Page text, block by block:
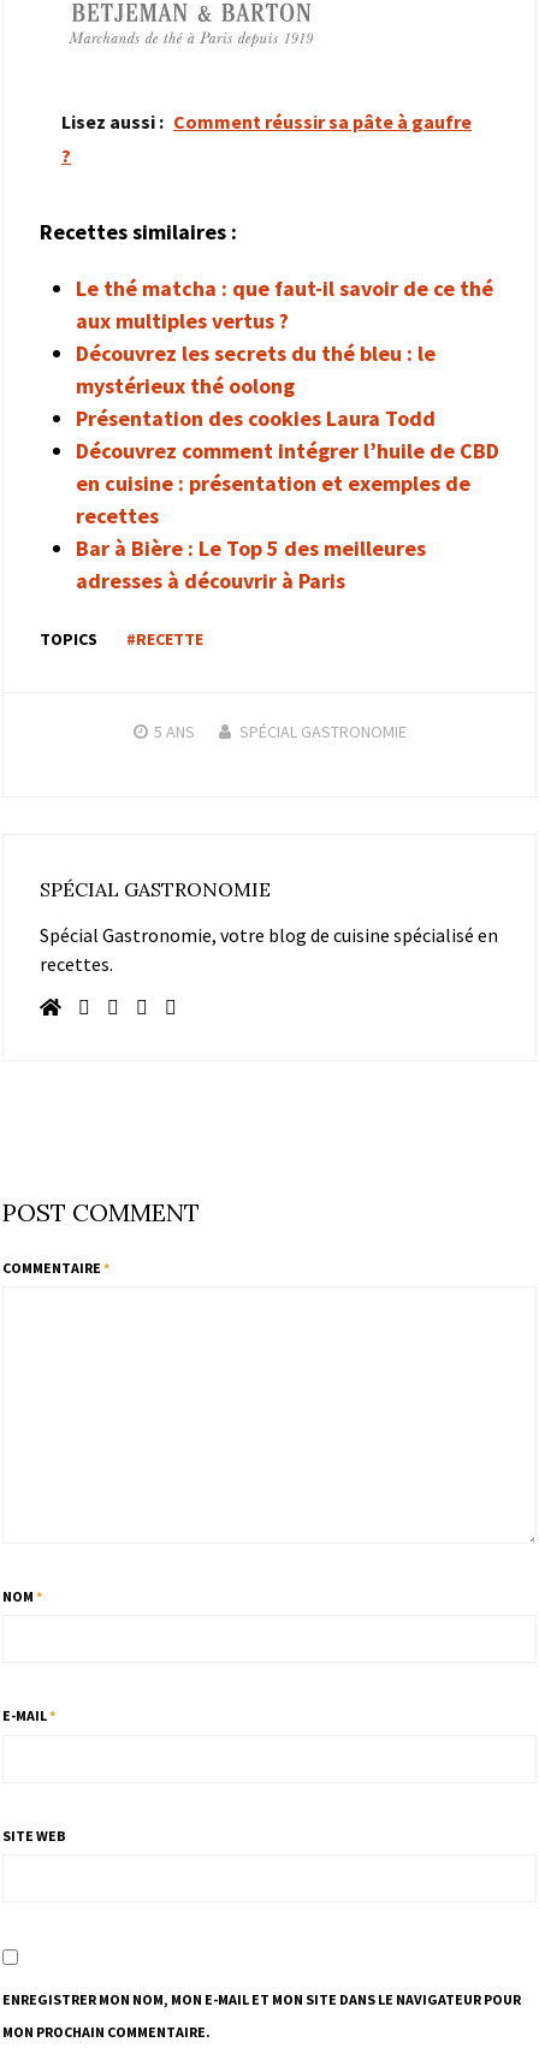
Lisez aussi : Comment réussir sa pâte à gaufre
?
Recettes similaires :
Le thé matcha : que faut-il savoir de ce thé
aux multiples vertus ?
Découvrez les secrets du thé bleu : le
mystérieux thé oolong
Présentation des cookies Laura Todd
Découvrez comment intégrer l’huile de CBD
en cuisine : présentation et exemples de
recettes
Bar à Bière : Le Top 5 des meilleures
adresses à découvrir à Paris
TOPICS #RECETTE
5 ANS SPÉCIAL GASTRONOMIE
SPÉCIAL GASTRONOMIE
Spécial Gastronomie, votre blog de cuisine spécialisé en
recettes.
POST COMMENT
COMMENTAIRE *
NOM *
E-MAIL*
SITE WEB
ENREGISTRER MON NOM, MON E-MAIL ET MON SITE DANS LE NAVIGATEUR POUR
MON PROCHAIN COMMENTAIRE.